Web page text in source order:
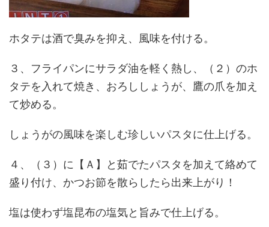
ホタテは酒で臭みを抑え、風味を付ける。
３、フライパンにサラダ油を軽く熱し、（２）のホ
タテを入れて焼き、おろししょうが、鷹の爪を加え
て炒める。
しょうがの風味を楽しむ珍しいパスタに仕上げる。
４、（３）に【Ａ】と茹でたパスタを加えて絡めて
盛り付け、かつお節を散らしたら出来上がり！
塩は使わず塩昆布の塩気と旨みで仕上げる。